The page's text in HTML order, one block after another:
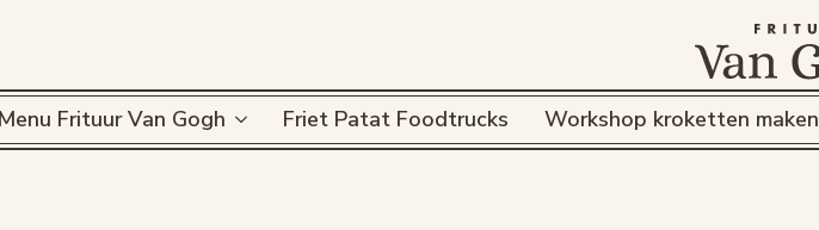
Frituur Van Gogh Friet Patat Foodtrucks Workshop kroketten maken